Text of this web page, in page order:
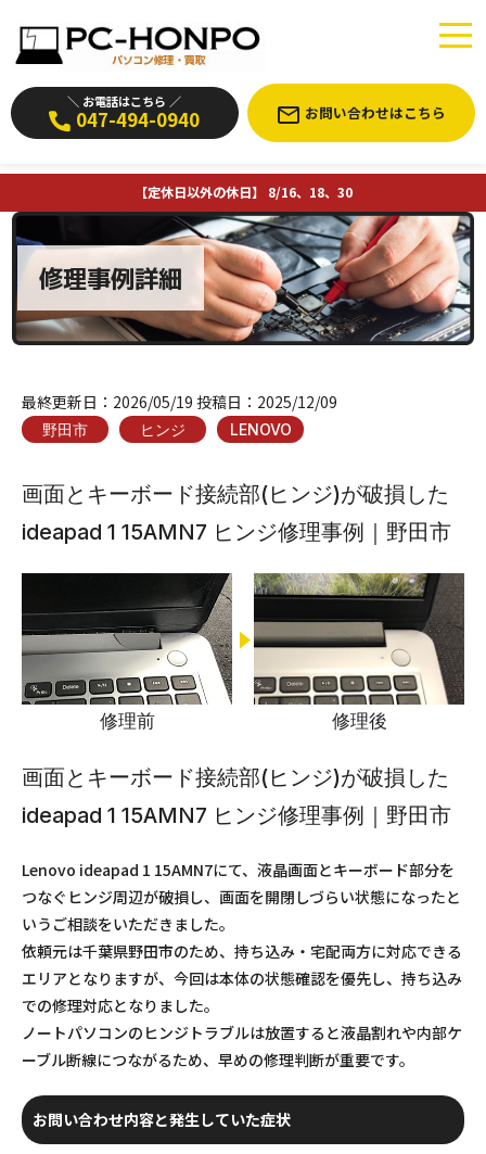
＼ お電話はこちら ／
047-494-0940 お問い合わせはこちら
【定休日以外の休日】 8/16、18、30
修理事例詳細
最終更新日： 2026/05/19 投稿日： 2025/12/09
野田市 ヒンジ LENOVO
画面とキーボード接続部(ヒンジ)が破損した
ideapad 1 15AMN7 ヒンジ修理事例｜野田市
修理前 修理後
画面とキーボード接続部(ヒンジ)が破損した
ideapad 1 15AMN7 ヒンジ修理事例｜野田市
Lenovo ideapad 1 15AMN7にて、液晶画面とキーボード部分を
つなぐヒンジ周辺が破損し、画面を開閉しづらい状態になったと
いうご相談をいただきました。
依頼元は千葉県野田市のため、持ち込み・宅配両方に対応できる
エリアとなりますが、今回は本体の状態確認を優先し、持ち込み
での修理対応となりました。
ノートパソコンのヒンジトラブルは放置すると液晶割れや内部ケ
ーブル断線につながるため、早めの修理判断が重要です。
お問い合わせ内容と発生していた症状